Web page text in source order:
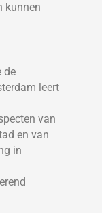
kunnen
de
leert
van
en van
in